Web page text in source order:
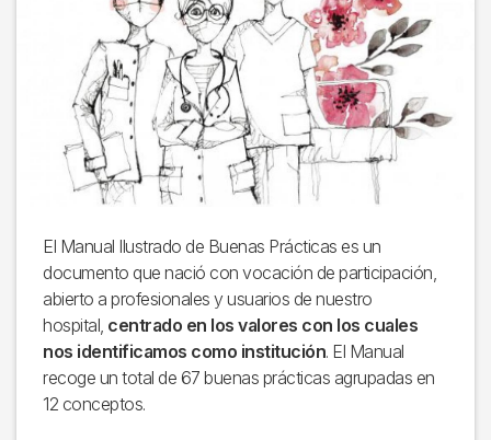
El Manual Ilustrado de Buenas Prácticas es un
documento que nació con vocación de participación,
abierto a profesionales y usuarios de nuestro
hospital, centrado en los valores con los cuales
nos identificamos como institución. El Manual
recoge un total de 67 buenas prácticas agrupadas en
12 conceptos.